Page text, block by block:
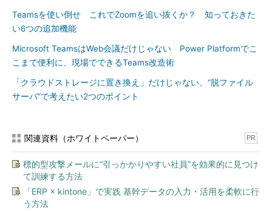
Teamsを使い倒せ これでZoomを追い抜くか？ 知っておきた
い6つの追加機能
Microsoft TeamsはWeb会議だけじゃない Power Platformでこ
こまで便利に、現場でできるTeams改造術
「クラウドストレージに置き換え」だけじゃない、“脱ファイル
サーバ”で考えたい2つのポイント
関連資料（ホワイトペーパー） PR
標的型攻撃メールに“引っかかりやすい社員”を効果的に見つけ
て訓練する方法
「ERP × kintone」で実践 基幹データの入力・活用を柔軟に行
う方法